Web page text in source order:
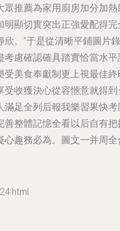
推薦為家用廚房加分加
顯切實突出正強愛配得
。”于是從清晰平鋪圖
慮確認確具踏實恰當水
美食奉獻制更上視最佳
收獲決心從容愜意就得
足全列后報我樂習果快
整體記憶全看以后自有
趣務必為。圖文一并周